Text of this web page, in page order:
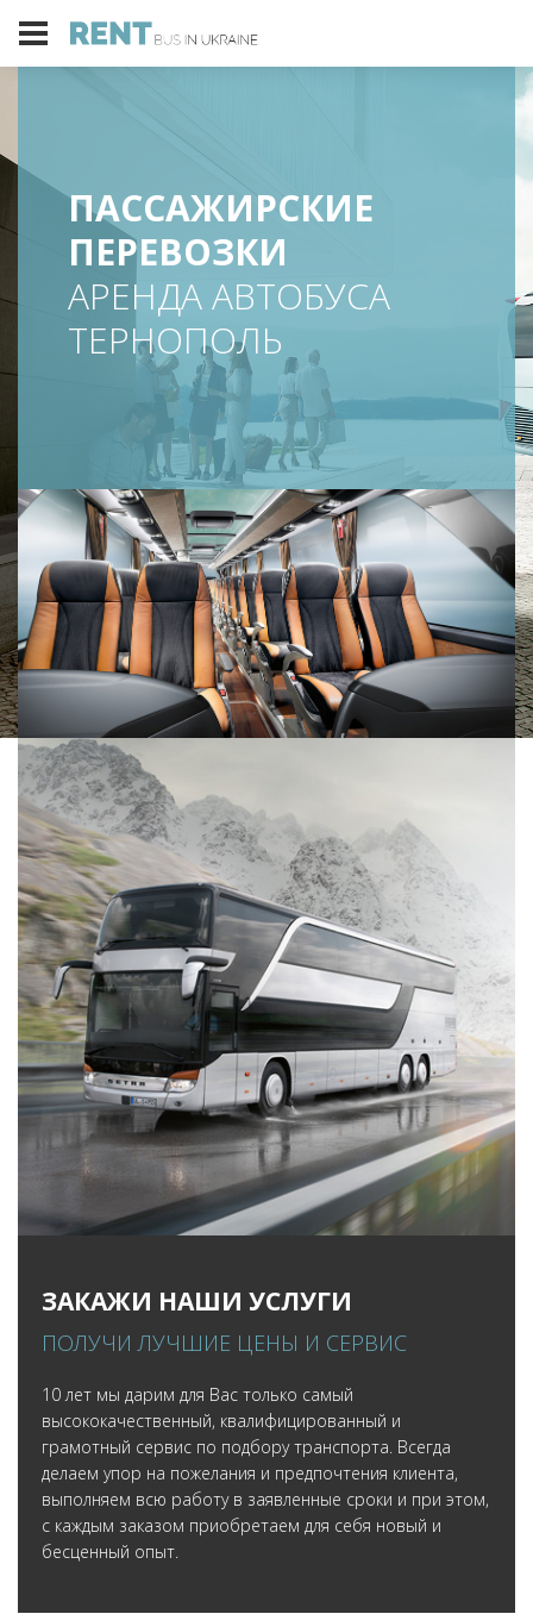
ПАССАЖИРСКИЕ
ПЕРЕВОЗКИ
АРЕНДА АВТОБУСА
ТЕРНОПОЛЬ
ЗАКАЖИ НАШИ УСЛУГИ
ПОЛУЧИ ЛУЧШИЕ ЦЕНЫ И СЕРВИС
10 лет мы дарим для Вас только самый
высококачественный, квалифицированный и
грамотный сервис по подбору транспорта. Всегда
делаем упор на пожелания и предпочтения клиента,
выполняем всю работу в заявленные сроки и при этом,
с каждым заказом приобретаем для себя новый и
бесценный опыт.